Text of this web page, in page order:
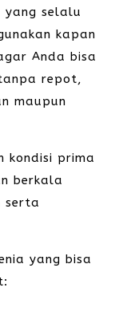
yang selalu
kapan
Anda bisa
repot,
maupun
kondisi prima
berkala
serta
yang bisa